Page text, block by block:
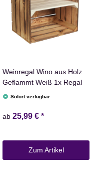
Weinregal Wino aus Holz
Geflammt Weiß 1x Regal
Sofort verfügbar
ab 25,99 € *
Zum Artikel